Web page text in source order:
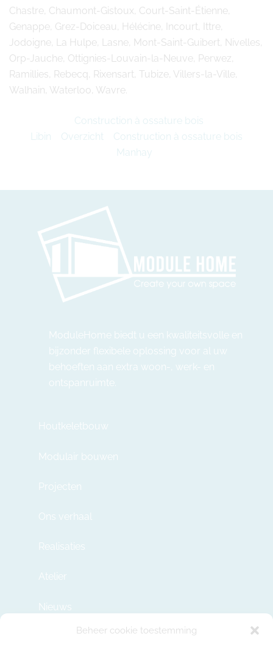
Beheer cookie toestemming
Chastre, Chaumont-Gistoux, Court-Saint-Étienne,
Genappe, Grez-Doiceau, Hélécine, Incourt, Ittre,
Jodoigne, La Hulpe, Lasne, Mont-Saint-Guibert, Nivelles,
Orp-Jauche, Ottignies-Louvain-la-Neuve, Perwez,
Ramillies, Rebecq, Rixensart, Tubize, Villers-la-Ville,
Walhain, Waterloo, Wavre.
Construction à ossature bois
Libin
Overzicht
Construction à ossature bois
Manhay
ModuleHome biedt u een kwaliteitsvolle en
bijzonder flexibele oplossing voor al uw
behoeften aan extra woon-, werk- en
ontspanruimte.
Houtkeletbouw
Modulair bouwen
Projecten
Ons verhaal
Realisaties
Atelier
Nieuws